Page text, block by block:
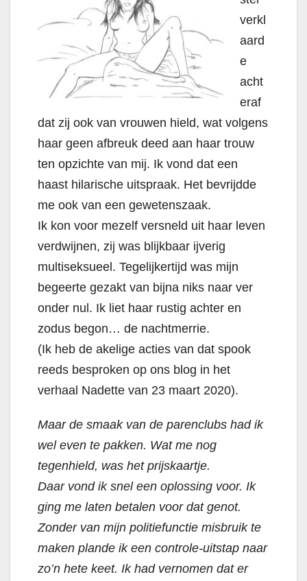
verkl
aard
e
acht
eraf
dat zij ook van vrouwen hield, wat volgens
haar geen afbreuk deed aan haar trouw
ten opzichte van mij. Ik vond dat een
haast hilarische uitspraak. Het bevrijdde
me ook van een gewetenszaak.
Ik kon voor mezelf versneld uit haar leven
verdwijnen, zij was blijkbaar ijverig
multiseksueel. Tegelijkertijd was mijn
begeerte gezakt van bijna niks naar ver
onder nul. Ik liet haar rustig achter en
zodus begon… de nachtmerrie.
(Ik heb de akelige acties van dat spook
reeds besproken op ons blog in het
verhaal Nadette van 23 maart 2020).
Maar de smaak van de parenclubs had ik
wel even te pakken. Wat me nog
tegenhield, was het prijskaartje.
Daar vond ik snel een oplossing voor. Ik
ging me laten betalen voor dat genot.
Zonder van mijn politiefunctie misbruik te
maken plande ik een controle-uitstap naar
zo’n hete keet. Ik had vernomen dat er